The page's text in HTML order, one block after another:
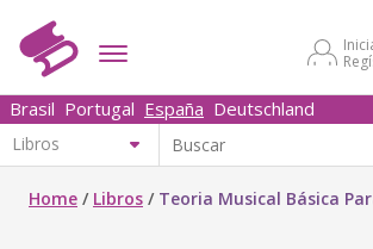
Brasil Portugal España Deutschland
Home / Libros / Teoria Musical Básica